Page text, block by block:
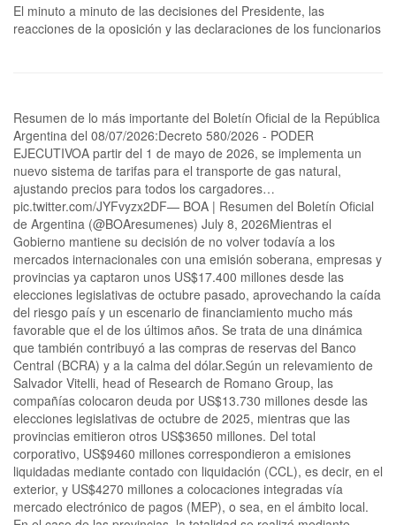
El minuto a minuto de las decisiones del Presidente, las
reacciones de la oposición y las declaraciones de los funcionarios
Resumen de lo más importante del Boletín Oficial de la República
Argentina del 08/07/2026:Decreto 580/2026 - PODER
EJECUTIVOA partir del 1 de mayo de 2026, se implementa un
nuevo sistema de tarifas para el transporte de gas natural,
ajustando precios para todos los cargadores…
pic.twitter.com/JYFvyzx2DF— BOA | Resumen del Boletín Oficial
de Argentina (@BOAresumenes) July 8, 2026Mientras el
Gobierno mantiene su decisión de no volver todavía a los
mercados internacionales con una emisión soberana, empresas y
provincias ya captaron unos US$17.400 millones desde las
elecciones legislativas de octubre pasado, aprovechando la caída
del riesgo país y un escenario de financiamiento mucho más
favorable que el de los últimos años. Se trata de una dinámica
que también contribuyó a las compras de reservas del Banco
Central (BCRA) y a la calma del dólar.Según un relevamiento de
Salvador Vitelli, head of Research de Romano Group, las
compañías colocaron deuda por US$13.730 millones desde las
elecciones legislativas de octubre de 2025, mientras que las
provincias emitieron otros US$3650 millones. Del total
corporativo, US$9460 millones correspondieron a emisiones
liquidadas mediante contado con liquidación (CCL), es decir, en el
exterior, y US$4270 millones a colocaciones integradas vía
mercado electrónico de pagos (MEP), o sea, en el ámbito local.